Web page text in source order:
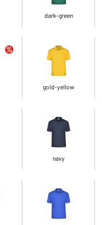
dark-green
gold-yellow
navy